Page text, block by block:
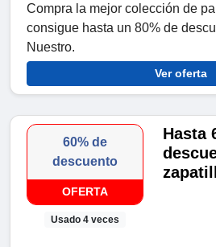
Compra la mejor colección de
consigue hasta un 80% de
Nuestro.
Ver oferta
60% de
descuento
OFERTA
Usado 4 veces
Hasta